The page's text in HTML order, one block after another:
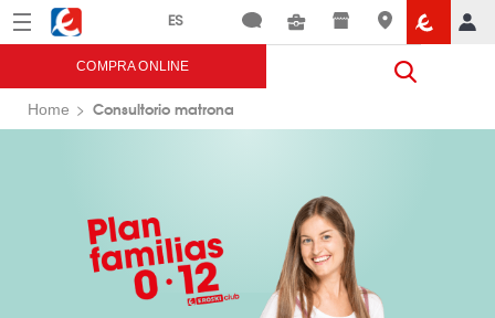
Menú Eroski
COMPRA ONLINE
Home Consultorio matrona